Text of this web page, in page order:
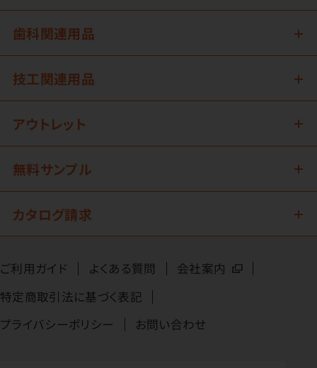
歯科関連用品
技工関連用品
アウトレット
無料サンプル
カタログ請求
ご利用ガイド よくある質問
会社案内
特定商取引法に基づく表記
プライバシーポリシー
お問い合わせ